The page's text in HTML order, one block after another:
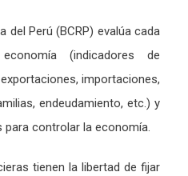
del Perú (BCRP) evalúa cada
(indicadores de
importaciones,
endeudamiento, etc.) y
controlar la economía.
tienen la libertad de fijar